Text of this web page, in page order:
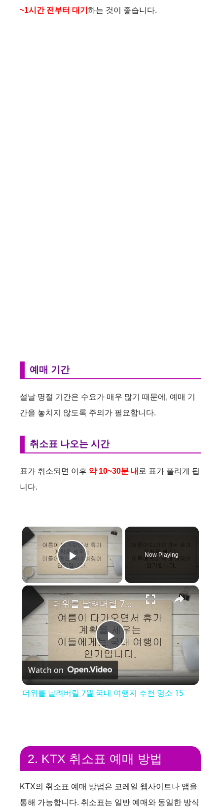
~1시간 전부터 대기 하는 것이 좋습니다.
예매 기간
설날 명절 기간은 수요가 매우 많기 때문에, 예매 기
간을 놓치지 않도록 주의가 필요합니다.
취소표 나오는 시간
표가 취소되면 이후 약 10~30분 내 로 표가 풀리게 됩
니다.
×
Play Video
Now Playing
×
P
l
V
i
더위를 날려버릴 7월 국내 여행지 추천 명소 15
Watch on
더위를 날려버릴 7월 국내 여행지 추천 명소 15
2. KTX 취소표 예매 방법
KTX의 취소표 예매 방법은 코레일 웹사이트나 앱을
통해 가능합니다. 취소표는 일반 예매와 동일한 방식